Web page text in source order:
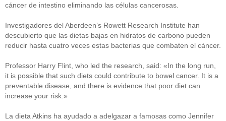
cáncer de intestino eliminando las células cancerosas.
Investigadores del Aberdeen’s Rowett Research Institute han
descubierto que las dietas bajas en hidratos de carbono pueden
reducir hasta cuatro veces estas bacterias que combaten el cáncer.
Professor Harry Flint, who led the research, said: «In the long run,
it is possible that such diets could contribute to bowel cancer. It is a
preventable disease, and there is evidence that poor diet can
increase your risk.»
La dieta Atkins ha ayudado a adelgazar a famosas como Jennifer